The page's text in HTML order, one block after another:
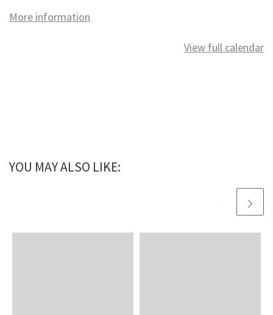
More information
View full calendar
YOU MAY ALSO LIKE: